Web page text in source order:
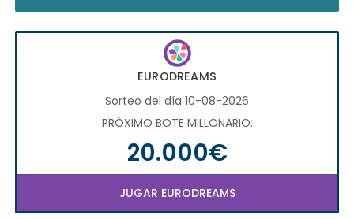
EURODREAMS
Sorteo del día 10-08-2026
PRÓXIMO BOTE MILLONARIO:
20.000€
JUGAR EURODREAMS